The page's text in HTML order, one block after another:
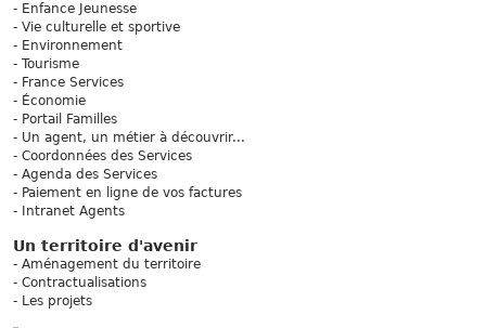
Enfance Jeunesse
Vie culturelle et sportive
Environnement
Tourisme
France Services
Économie
Portail Familles
Un agent, un métier à découvrir...
Coordonnées des Services
Agenda des Services
Paiement en ligne de vos factures
Intranet Agents
Un territoire d'avenir
Aménagement du territoire
Contractualisations
Les projets